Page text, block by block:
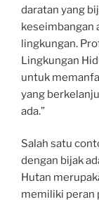
daratan yang
keseimbangan
lingkungan.
Lingkungan
untuk
yang
ada.”
Salah satu
dengan bijak
Hutan
memiliki peran